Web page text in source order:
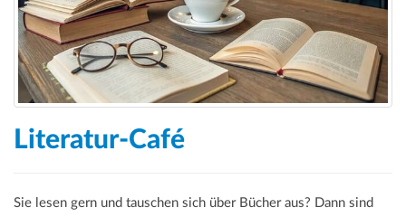
Literatur-Café
Sie lesen gern und tauschen sich über Bücher aus? Dann sind